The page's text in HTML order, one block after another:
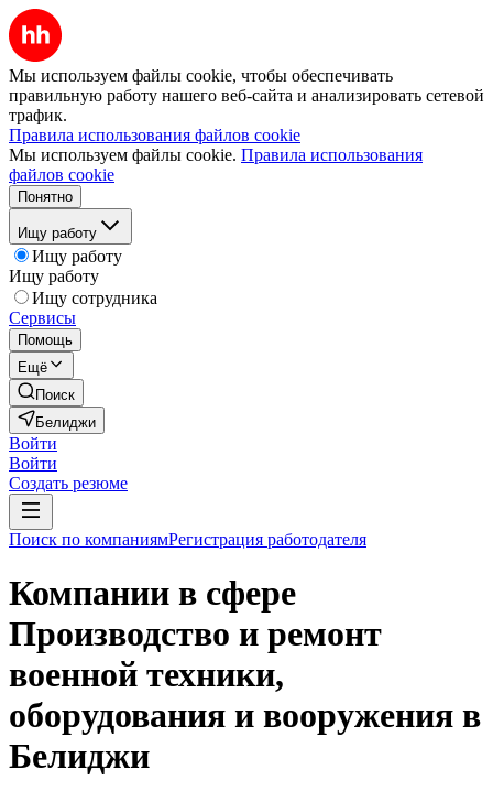
Мы используем файлы cookie, чтобы обеспечивать
правильную работу нашего веб-сайта и анализировать сетевой
трафик.
Правила использования файлов cookie
Мы используем файлы cookie. Правила использования
файлов cookie
Понятно
Ищу работу
Ищу работу
Ищу работу
Ищу сотрудника
Сервисы
Помощь
Ещё
Поиск
Белиджи
Войти
Войти
Создать резюме
Поиск по компаниямРегистрация работодателя
Компании в сфере
Производство и ремонт
военной техники,
оборудования и вооружения в
Белиджи